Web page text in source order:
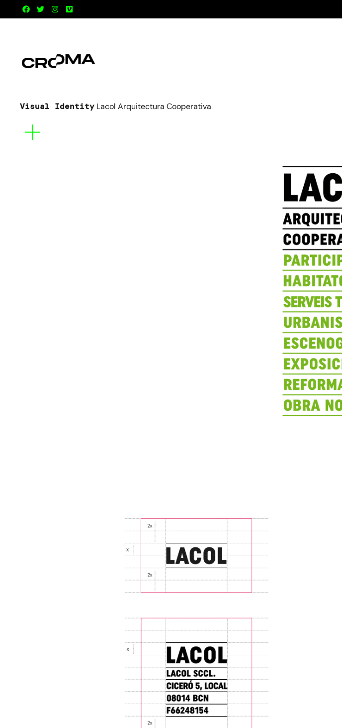
Visual Identity Lacol Arquitectura Cooperativa